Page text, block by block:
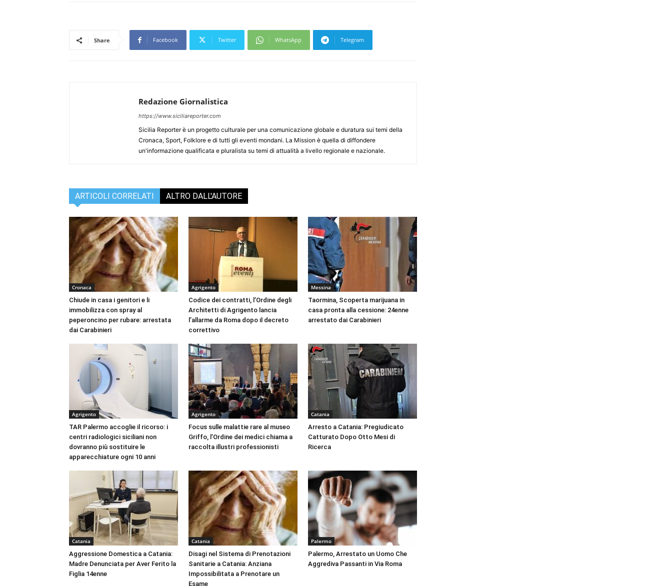
Share Facebook Twitter WhatsApp Telegram
Redazione Giornalistica
https://www.siciliareporter.com
Sicilia Reporter è un progetto culturale per una comunicazione globale e duratura sui temi della
Cronaca, Sport, Folklore e di tutti gli eventi mondani. La Mission è quella di diffondere
un'informazione qualificata e pluralista su temi di attualità a livello regionale e nazionale.
ARTICOLI CORRELATI ALTRO DALL'AUTORE
Cronaca
Chiude in casa i genitori e li
immobilizza con spray al
peperoncino per rubare: arrestata
dai Carabinieri
Agrigento
Codice dei contratti, l’Ordine degli
Architetti di Agrigento lancia
l’allarme da Roma dopo il decreto
correttivo
Messina
Taormina, Scoperta marijuana in
casa pronta alla cessione: 24enne
arrestato dai Carabinieri
Agrigento
TAR Palermo accoglie il ricorso: i
centri radiologici siciliani non
dovranno più sostituire le
apparecchiature ogni 10 anni
Agrigento
Focus sulle malattie rare al museo
Griffo, l’Ordine dei medici chiama a
raccolta illustri professionisti
Catania
Arresto a Catania: Pregiudicato
Catturato Dopo Otto Mesi di
Ricerca
Catania
Aggressione Domestica a Catania:
Madre Denunciata per Aver Ferito la
Figlia 14enne
Catania
Disagi nel Sistema di Prenotazioni
Sanitarie a Catania: Anziana
Impossibilitata a Prenotare un
Esame
Palermo
Palermo, Arrestato un Uomo Che
Aggrediva Passanti in Via Roma